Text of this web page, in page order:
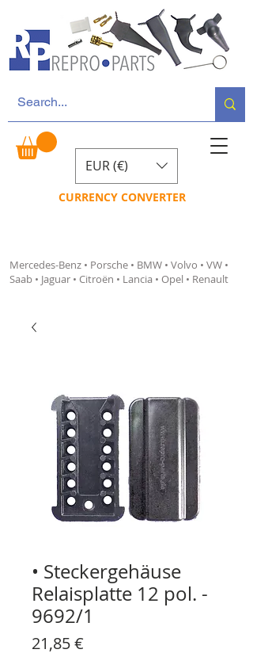
Mercedes-Benz • Porsche • BMW • Volvo • VW •
Saab • Jaguar • Citroën • Lancia • Opel • Renault
EUR (€)
CURRENCY CONVERTER
• Steckergehäuse
Relaisplatte 12 pol. -
9692/1
21,85 €